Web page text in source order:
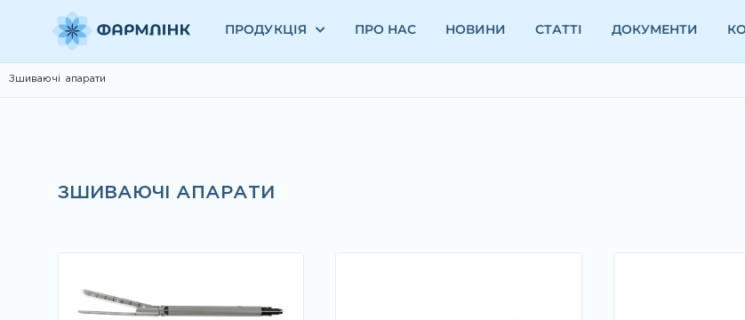
ПРОДУКЦІЯ ПРО НАС НОВИНИ СТАТТІ ДОКУМЕНТИ
Зшиваючі апарати
ЗШИВАЮЧІ АПАРАТИ